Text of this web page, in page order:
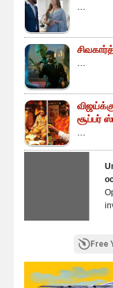
...
...
சூப்பர்
...
Free